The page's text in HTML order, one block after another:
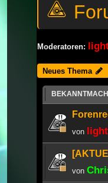
Moderatoren:
Neues Thema
von
von